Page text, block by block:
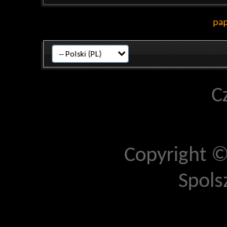
Copyright